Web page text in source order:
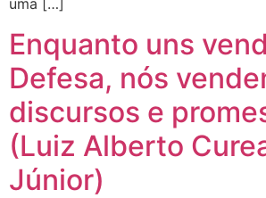
uma […]
Enquanto uns
Defesa, nós
discursos e
(Luiz Alberto
Júnior)